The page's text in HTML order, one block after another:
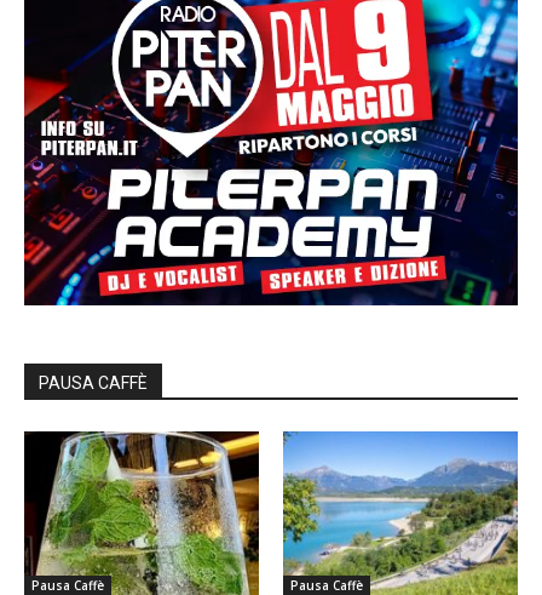
PAUSA CAFFÈ
Pausa Caffè Pausa Caffè